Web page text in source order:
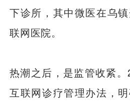
下诊所，其中微医在乌
联网医院。
热潮之后，是监管收紧
互联网诊疗管理办法，